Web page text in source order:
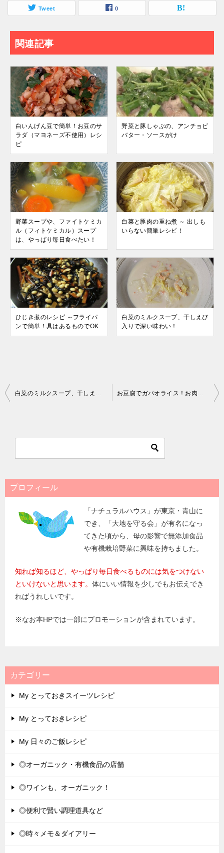
Tweet 0
関連記事
白いんげん豆で簡単！お豆のサ
ラダ（マヨネーズ不使用）レシ
ピ
野菜と豚しゃぶの、アンチョビ
バター・ソースがけ
野菜スープや、ファイトケミカ
ル（フィトケミカル）スープ
は、やっぱり毎日食べたい！
白菜と豚肉の重ね煮 ～ 出しも
いらない簡単レシピ！
ひじき煮のレシピ ～フライパ
ンで簡単！具はあるものでOK
白菜のミルクスープ、干しえび
入りで深い味わい！
投
シ
白菜のミルクスープ、干しえび入りで深い味わい！ お豆腐でガパオライス！お肉を入れない、簡単ベジタリアン料理
プロフィール
「ナチュラルハウス」が東京・青山に
でき、「大地を守る会」が有名になっ
てきた頃から、母の影響で無添加食品
や有機栽培野菜に興味を持ちました。
知れば知るほど、やっぱり毎日食べるものには気をつけない
といけないと思います。 体にいい情報を少しでもお伝えでき
ればうれしいです。
※なお本HPでは一部にプロモーションが含まれています。
カテゴリー
My とっておきスイーツレシピ
My とっておきレシピ
My 日々のご飯レシピ
◎オーガニック・有機食品の店舗
◎ワインも、オーガニック！
◎便利で賢い調理道具など
◎時々メモ＆ダイアリー